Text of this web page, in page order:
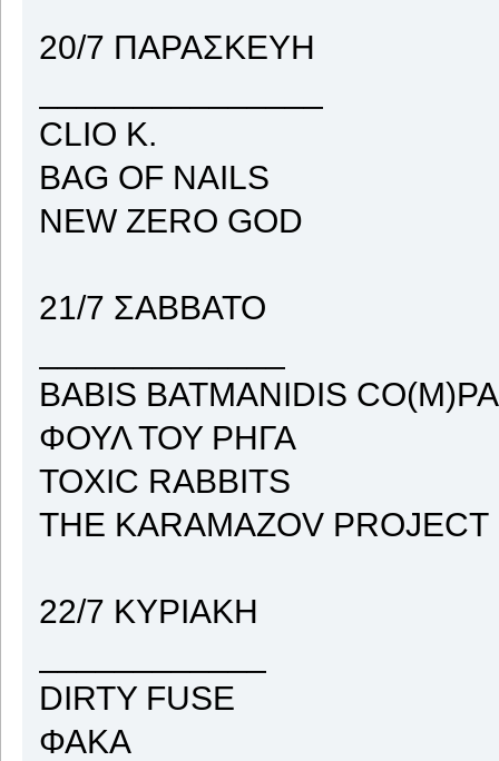
20/7 ΠΑΡΑΣΚΕΥΗ
CLIO K.
BAG OF NAILS
NEW ZERO GOD
21/7 ΣΑΒΒΑΤΟ
BABIS BATMANIDIS
ΦΟΥΛ ΤΟΥ ΡΗΓΑ
TOXIC RABBITS
ΤΗΕ KARAMAZOV PROJECT
22/7 ΚΥΡΙΑΚΗ
DIRTY FUSE
ΦΑΚΑ